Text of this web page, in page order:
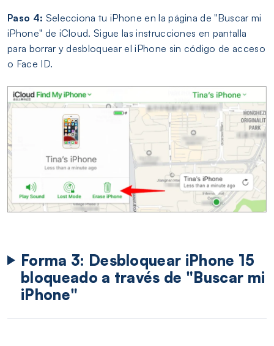
Paso 4: Selecciona tu iPhone en la página de "Buscar mi
iPhone" de iCloud. Sigue las instrucciones en pantalla
para borrar y desbloquear el iPhone sin código de acceso
o Face ID.
Forma 3: Desbloquear iPhone 15
bloqueado a través de "Buscar mi
iPhone"